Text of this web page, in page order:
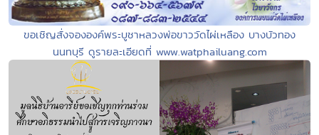
ขอเชิญสั่งจององค์พระบูชาหลวงพ่อขาววัดไผ่เหลือง บางบัวทอง
นนทบุรี ดูรายละเอียดที่ www.watphailuang.com